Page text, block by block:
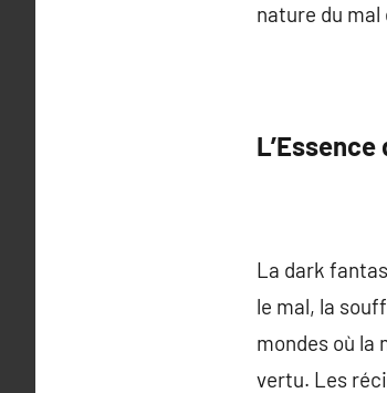
nature du
La dark
le mal, la
mondes où la
vertu. Les